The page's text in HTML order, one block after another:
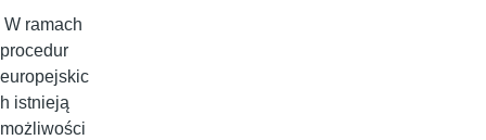
W ramach
procedur
europejskic
h istnieją
możliwości